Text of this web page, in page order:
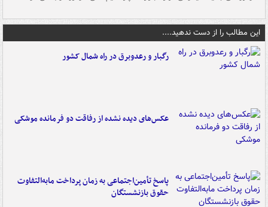
این مطالب را از دست ندهید....
رگبار و رعدوبرق در راه شمال کشور
عکس‌های دیده نشده از رفاقت دو فرمانده‌ موشکی
پاسخ تأمین‌اجتماعی به زمان پرداخت مابه‌التفاوت
حقوق بازنشستگان